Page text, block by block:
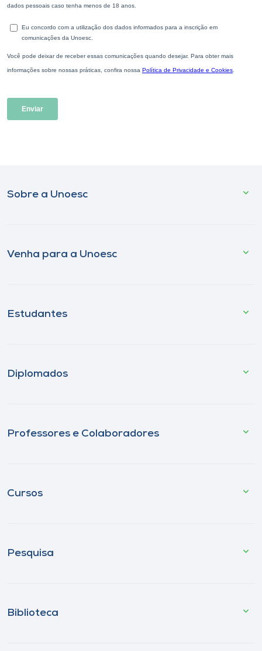
Sobre a Unoesc
Venha para a Unoesc
Estudantes
Diplomados
Professores e Colaboradores
Cursos
Pesquisa
Biblioteca